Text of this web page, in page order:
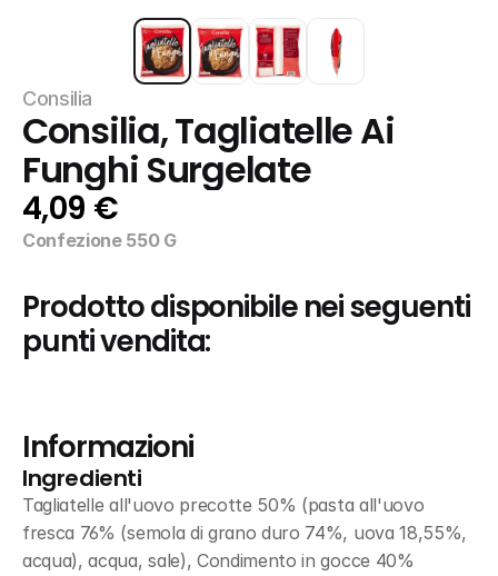
Consilia
Consilia, Tagliatelle Ai
Funghi Surgelate
4,09 €
Confezione 550 G
Prodotto disponibile nei seguenti
punti vendita:
Informazioni
Ingredienti
Tagliatelle all'uovo precotte 50% (pasta all'uovo
fresca 76% (semola di grano duro 74%, uova 18,55%,
acqua), acqua, sale), Condimento in gocce 40%